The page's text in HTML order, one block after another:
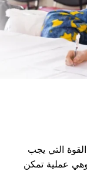
التي يجب
وهي عملية تمكن